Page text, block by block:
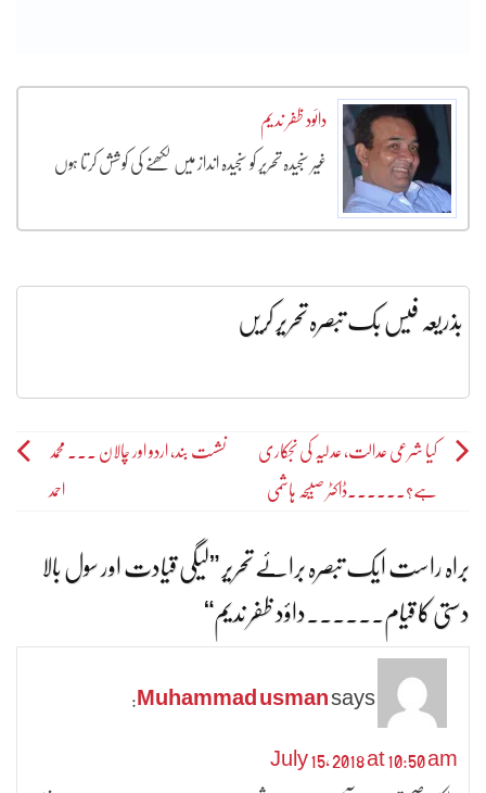
دائود ظفر ندیم
غیر سنجیدہ تحریر کو سنجیدہ انداز میں لکھنے کی کوشش کرتا ہوں
بذریعہ فیس بک تبصرہ تحریر کریں
Post
navigation
کیا شرعی عدالت، عدلیہ کی نجکاری
ہے؟۔۔۔۔۔۔ڈاکٹر صبیحہ ہاشمی
نشست بند، اردو اور چالان ۔۔۔ محمد
احمد
براہ راست ایک تبصرہ برائے تحریر ”لیگی قیادت اور سول بالا
دستی کا قیام۔۔۔۔۔۔داؤد ظفر ندیم“
Muhammad usman says:
July 15, 2018 at 10:50 am